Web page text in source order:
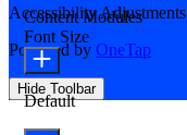
Accessibility Adjustments
Powered by OneTap
Hide Toolbar
Content Modules
Font Size
Default